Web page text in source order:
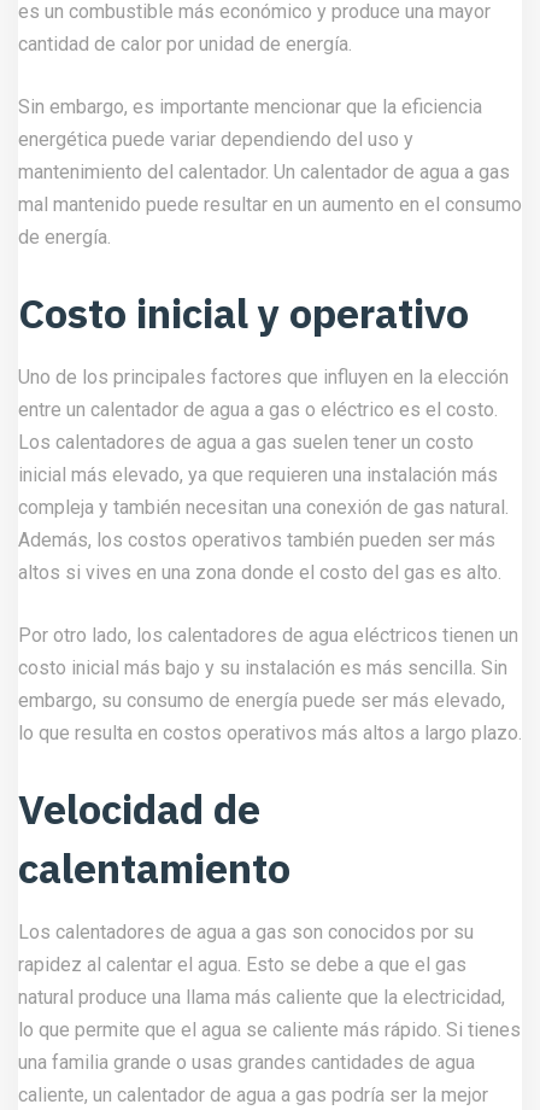
es un combustible más económico y produce una mayor
cantidad de calor por unidad de energía.
Sin embargo, es importante mencionar que la eficiencia
energética puede variar dependiendo del uso y
mantenimiento del calentador. Un calentador de agua a gas
mal mantenido puede resultar en un aumento en el consumo
de energía.
Costo inicial y operativo
Uno de los principales factores que influyen en la elección
entre un calentador de agua a gas o eléctrico es el costo.
Los calentadores de agua a gas suelen tener un costo
inicial más elevado, ya que requieren una instalación más
compleja y también necesitan una conexión de gas natural.
Además, los costos operativos también pueden ser más
altos si vives en una zona donde el costo del gas es alto.
Por otro lado, los calentadores de agua eléctricos tienen un
costo inicial más bajo y su instalación es más sencilla. Sin
embargo, su consumo de energía puede ser más elevado,
lo que resulta en costos operativos más altos a largo plazo.
Velocidad de
calentamiento
Los calentadores de agua a gas son conocidos por su
rapidez al calentar el agua. Esto se debe a que el gas
natural produce una llama más caliente que la electricidad,
lo que permite que el agua se caliente más rápido. Si tienes
una familia grande o usas grandes cantidades de agua
caliente, un calentador de agua a gas podría ser la mejor